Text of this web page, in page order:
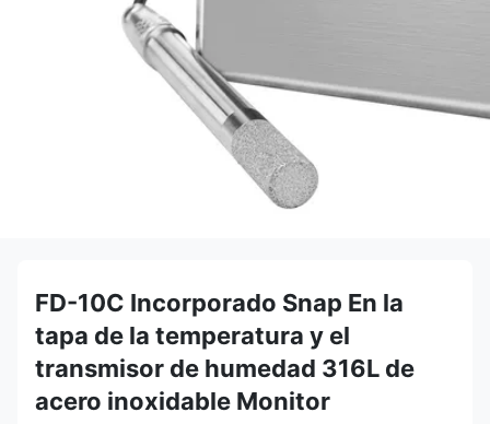
FD-10C Incorporado Snap En la
tapa de la temperatura y el
transmisor de humedad 316L de
acero inoxidable Monitor